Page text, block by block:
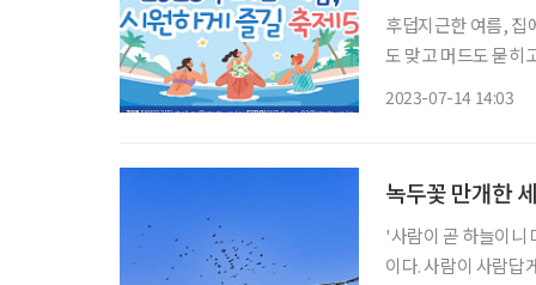
후덥지근한 여름, 집
도 맞고 머드도 묻히고,
2023-07-14 14:03
녹두꽃 만개한
'사람이 곧 하늘이니
이다. 사람이 사람답